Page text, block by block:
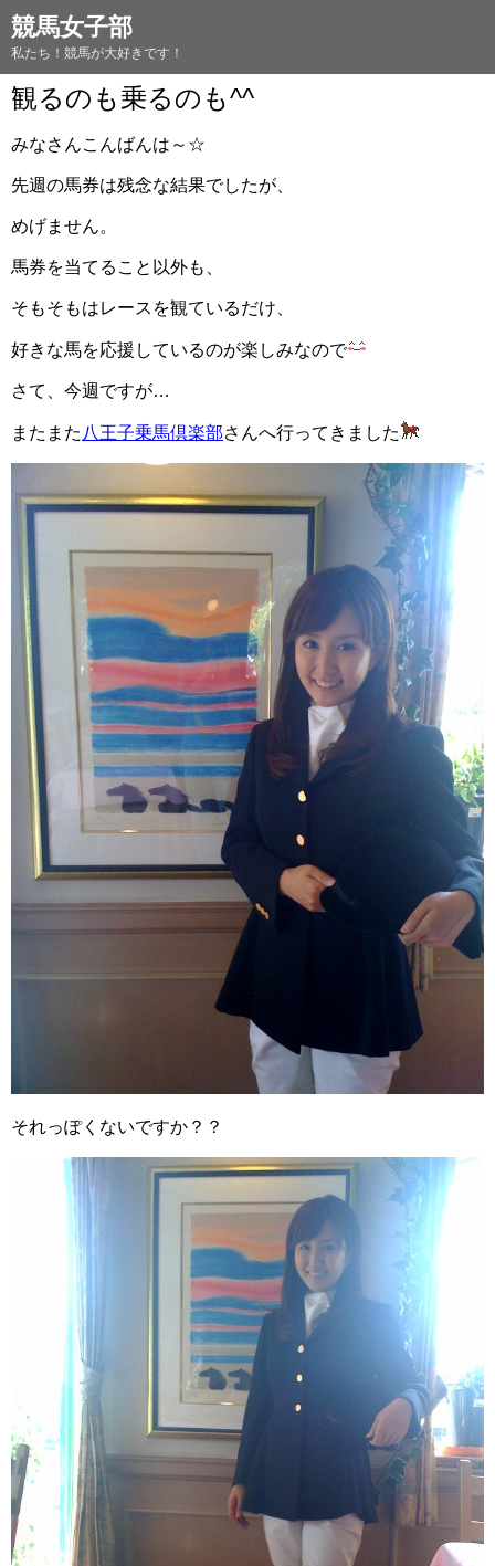
競馬女子部
私たち！競馬が大好きです！
観るのも乗るのも^^
みなさんこんばんは～☆
先週の馬券は残念な結果でしたが、
めげません。
馬券を当てること以外も、
そもそもはレースを観ているだけ、
好きな馬を応援しているのが楽しみなので
さて、今週ですが…
またまた 八王子乗馬倶楽部さんへ行ってきました
それっぽくないですか？？